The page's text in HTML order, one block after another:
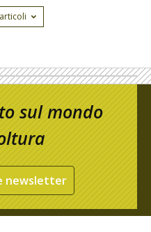
sul mondo
newsletter